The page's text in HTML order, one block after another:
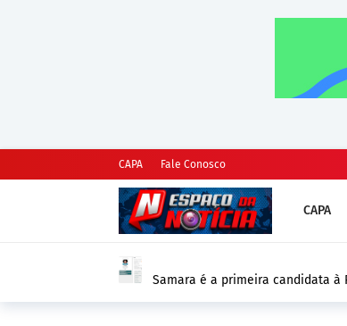
CAPA Fale Conosco
CAPA
Samara é a primeira candidata à